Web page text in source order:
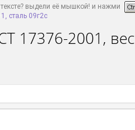
выдели её мышкой! и нажми
сталь 09г2с
17376-2001, вес